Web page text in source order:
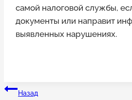
самой налоговой службы,
документы или направит
выявленных нарушениях.
Навигация
Назад